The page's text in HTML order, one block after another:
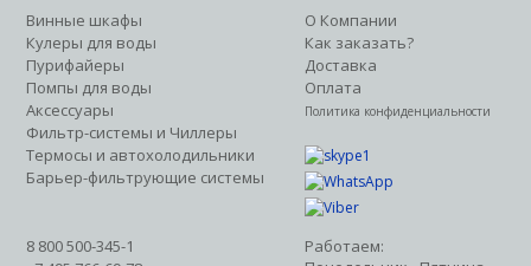
Винные шкафы
Кулеры для воды
Пурифайеры
Помпы для воды
Аксессуары
Фильтр-системы и Чиллеры
Термосы и автохолодильники
Барьер-фильтрующие системы
О Компании
Как заказать?
Доставка
Оплата
Политика конфиденциальности
8 800 500-345-1
Работаем:
Уфа
Пермь
Т
Тамбов
Моего города нет в списке